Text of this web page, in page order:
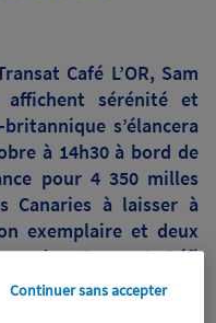
Café L’OR, Sam
affichent sérénité et
s’élancera
à 14h30 à bord de
pour 4 350 milles
Canaries à laisser à
exemplaire et deux
des Caps et Défi
cette transat dans
et plaisir.
Continuer sans accepter